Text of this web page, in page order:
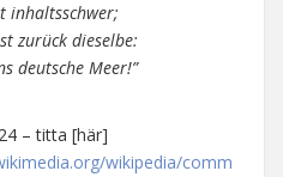
inhaltsschwer;
zurück dieselbe:
deutsche Meer!”
– titta [här]
wikipedia/comm